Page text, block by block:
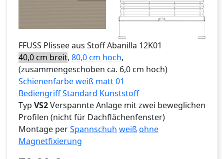
FFUSS Plissee aus Stoff Abanilla 12K01
40,0 cm breit, 80,0 cm hoch,
(zusammengeschoben ca. 6,0 cm hoch)
Schienenfarbe weiß matt 01
Bediengriff Standard Kunststoff
Typ VS2Verspannte Anlage mit zwei beweglichen
Profilen (nicht für Dachflächenfenster)
Montage perSpannschuh weißohne
Magnetfixierung